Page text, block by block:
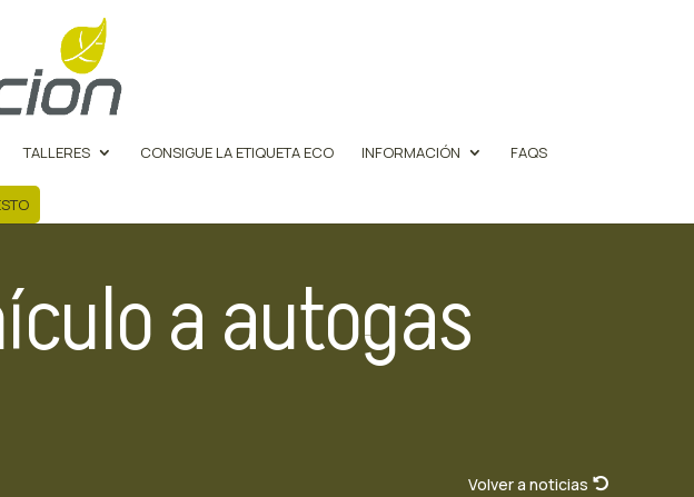
TALLERES CONSIGUE LA ETIQUETA ECO INFORMACIÓN FAQS
a autogas
Volver a noticias